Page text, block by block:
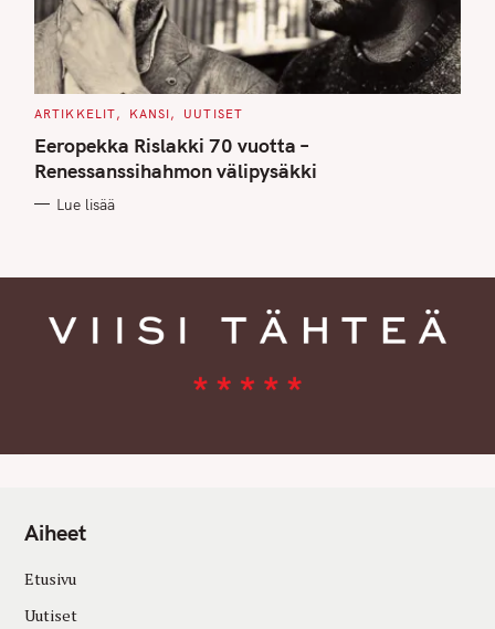
C
T
E
G
O
I
ARTIKKELIT KANSI UUTISET
Eeropekka Rislakki 70 vuotta –
Renessanssihahmon välipysäkki
Lue lisää
Aiheet
Etusivu
Uutiset